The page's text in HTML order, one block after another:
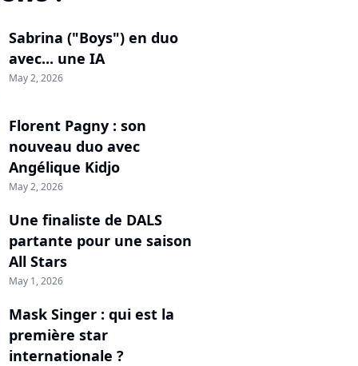
Sabrina ("Boys") en duo
avec... une IA
May 2, 2026
Florent Pagny : son
nouveau duo avec
Angélique Kidjo
May 2, 2026
Une finaliste de DALS
partante pour une saison
All Stars
May 1, 2026
Mask Singer : qui est la
première star
internationale ?